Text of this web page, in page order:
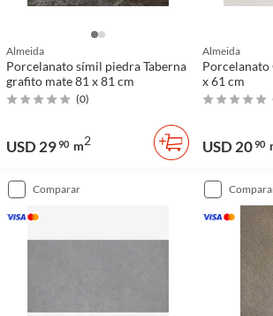
Almeida
Porcelanato símil piedra Taberna
grafito mate 81 x 81 cm
(0)
USD 2990 m2
Almeida
Porcelanato
x 61 cm
USD 2090
comparar